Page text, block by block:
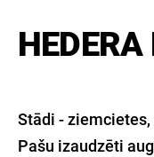
Stādi -
Pašu izaudzēti